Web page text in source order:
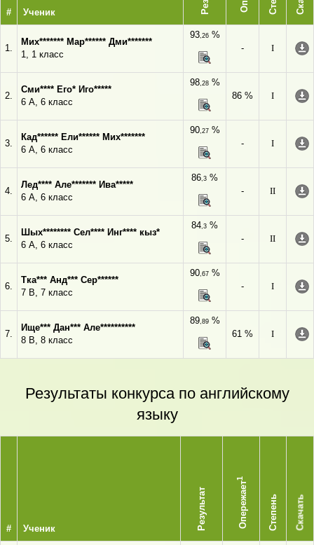
# Ученик
1.
Мих******* Мар****** Дми*******
1, 1 класс
93,26%
-
I
2.
Сми**** Его* Иго*****
6 А, 6 класс
98,28%
86 %
I
3.
Кад****** Ели****** Мих*******
6 А, 6 класс
90,27%
-
I
4.
Лед**** Але******* Ива*****
6 А, 6 класс
86,3 %
-
II
5.
Шых******** Сел**** Инг**** кыз*
6 А, 6 класс
84,3 %
-
II
6.
Тка*** Анд*** Сер******
7 В, 7 класс
90,67%
-
I
7.
Ище*** Дан*** Але**********
8 В, 8 класс
89,89%
61 %
I
Результаты конкурса по английскому
языку
# Ученик Результат Опережает
1
Степень Скачать